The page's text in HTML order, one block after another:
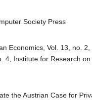
Society Press
Economics, Vol. 13, no. 2,
4, Institute for Research
the Austrian Case for